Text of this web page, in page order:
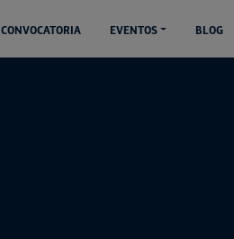
CONVOCATORIA EVENTOS BLOG